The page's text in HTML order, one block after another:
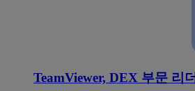
TeamViewer, DEX 부문 리